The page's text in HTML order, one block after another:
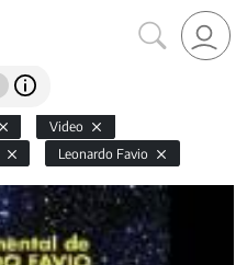
Video
Leonardo Favio